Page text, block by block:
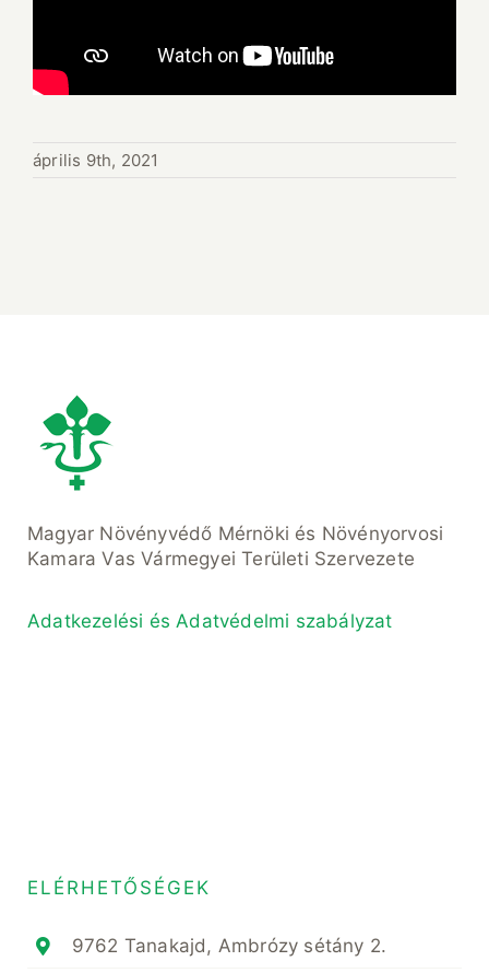
április 9th, 2021
Magyar Növényvédő Mérnöki és Növényorvosi
Kamara Vas Vármegyei Területi Szervezete
Adatkezelési és Adatvédelmi szabályzat
ELÉRHETŐSÉGEK
9762 Tanakajd, Ambrózy sétány 2.